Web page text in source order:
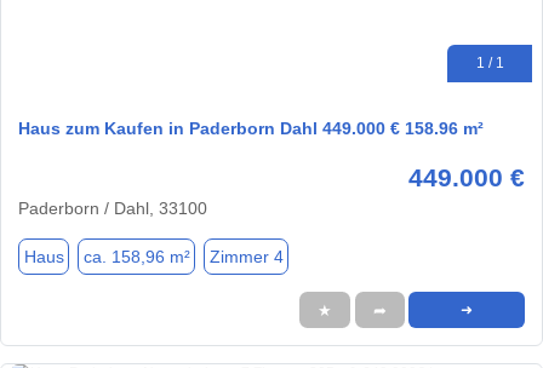
1 / 1
Haus zum Kaufen in Paderborn Dahl 449.000 € 158.96 m²
449.000 €
Paderborn / Dahl, 33100
Haus ca. 158,96 m² Zimmer 4
★ ➦ ➜